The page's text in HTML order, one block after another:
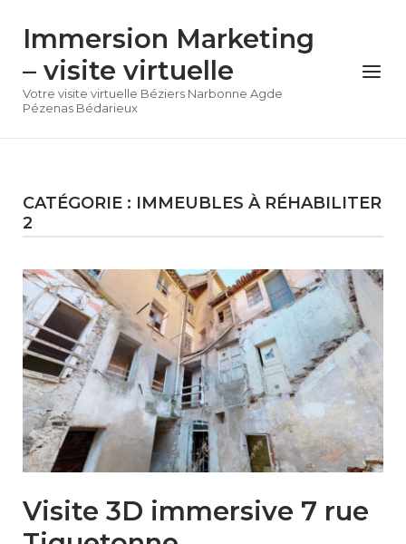
Immersion Marketing
– visite virtuelle
Votre visite virtuelle Béziers Narbonne Agde
Pézenas Bédarieux
Menu
CATÉGORIE : IMMEUBLES À RÉHABILITER
2
Visite 3D immersive 7 rue